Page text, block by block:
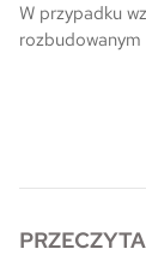
W przypadku